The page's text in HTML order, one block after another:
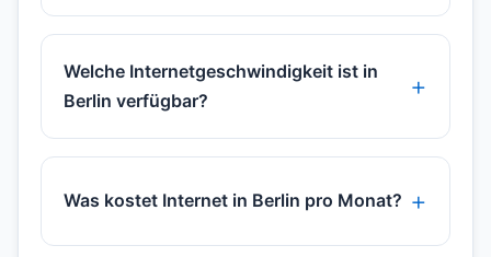
Welche Internetgeschwindigkeit ist in
Berlin verfügbar?
Was kostet Internet in Berlin pro Monat?